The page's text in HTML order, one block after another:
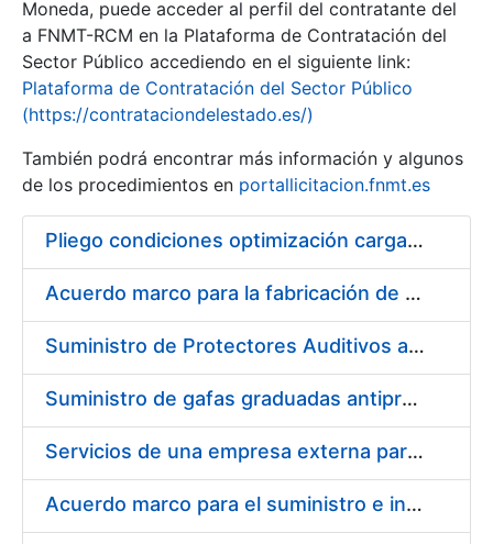
Erakutsi/Ezkutatu
Moneda, puede acceder al perfil del contratante del
a FNMT-RCM en la Plataforma de Contratación del
Sector Público accediendo en el siguiente link:
Plataforma de Contratación del Sector Público
(https://contrataciondelestado.es/)
También podrá encontrar más información y algunos
de los procedimientos en portallicitacion.fnmt.es
Pliego condiciones optimización cargas compras firmado
Acuerdo marco para la fabricación de piezas
Suministro de Protectores Auditivos a medida para las personas trabajadoras de los Centros de Trabajo de Madrid y Burgos
Suministro de gafas graduadas antiproyecciones para los trabajadores de la FNMT-RCM en los centros de trabajo de Madrid y Burgos
Servicios de una empresa externa para el asesoramiento y resolución de los recursos de alzada que se presentan relacionados con procesos de selección para la FNMT-RCM
Acuerdo marco para el suministro e instalación de persianas, estores y otros complementos